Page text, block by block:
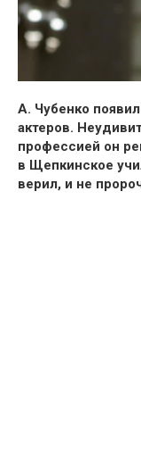
А. Чубенко
актеров.
профессией он
в Щепкинское
верил, и не